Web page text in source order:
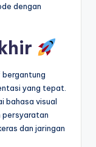
dengan
yang tepat.
bahasa visual
persyaratan
dan jaringan